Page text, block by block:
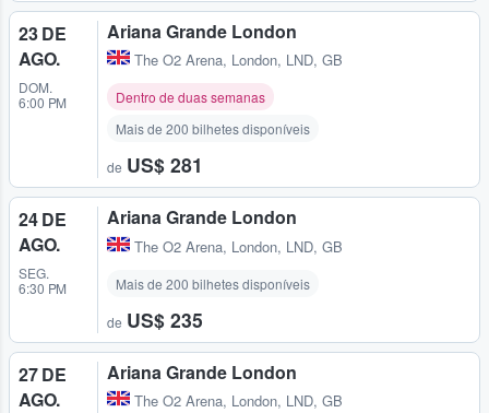
23 DE
AGO.
DOM.
6:00 PM
Ariana Grande London
The O2 Arena, London, LND, GB
Dentro de duas semanas
Mais de 200 bilhetes disponíveis
de US$ 281
24 DE
AGO.
SEG.
6:30 PM
Ariana Grande London
The O2 Arena, London, LND, GB
Mais de 200 bilhetes disponíveis
de US$ 235
27 DE
AGO.
Ariana Grande London
The O2 Arena, London, LND, GB